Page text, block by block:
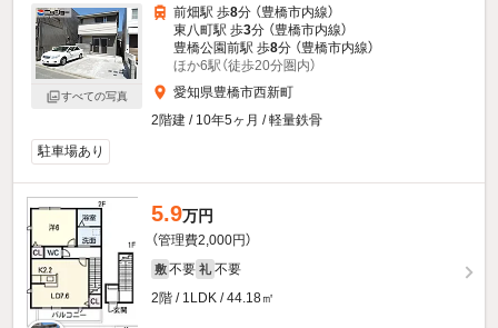
すべての写真
前畑駅 歩8分 （豊橋市内線）
東八町駅 歩3分 （豊橋市内線）
豊橋公園前駅 歩8分 （豊橋市内線）
ほか6駅（徒歩20分圏内）
愛知県豊橋市西新町
2階建 / 10年5ヶ月 / 軽量鉄骨
駐車場あり
5.9万円
（管理費2,000円）
敷 不要 礼 不要
2階 / 1LDK / 44.18㎡